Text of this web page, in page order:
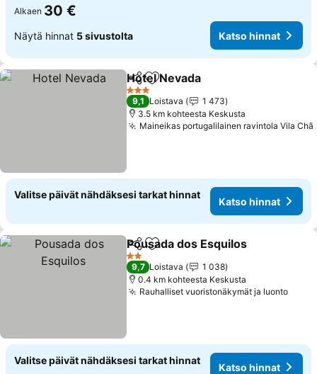
Alkaen 30 €
Näytä hinnat 5 sivustolta Katso hinnat
Jaa Lisää suosikkeihin
Hotel Nevada
3 Tähtiluokitus
9,1 Loistava
1 473
3.5 km kohteesta Keskusta
Maineikas portugalilainen ravintola Vila Chã
Valitse päivät nähdäksesi tarkat hinnat
Katso hinnat
Jaa Lisää suosikkeihin
Pousada dos Esquilos
2 Tähtiluokitus
9,7 Loistava
1 038
0.4 km kohteesta Keskusta
Rauhalliset vuoristonäkymät ja luonto
Valitse päivät nähdäksesi tarkat hinnat
Katso hinnat